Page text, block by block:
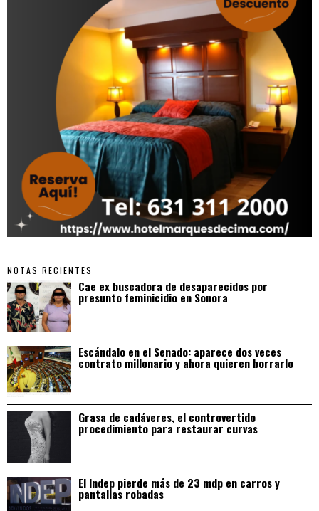
NOTAS RECIENTES
Cae ex buscadora de desaparecidos por
presunto feminicidio en Sonora
Escándalo en el Senado: aparece dos veces
contrato millonario y ahora quieren borrarlo
Grasa de cadáveres, el controvertido
procedimiento para restaurar curvas
El Indep pierde más de 23 mdp en carros y
pantallas robadas